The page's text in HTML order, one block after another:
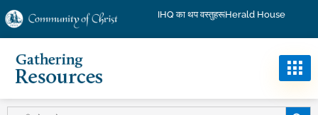
IHQ का थप वस्तुहरूHerald House
खोज